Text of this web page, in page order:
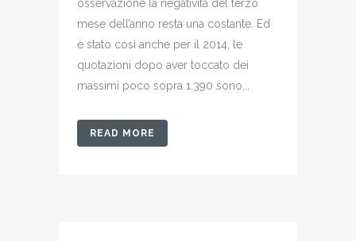
osservazione la negatività del terzo
mese dell’anno resta una costante. Ed
è stato così anche per il 2014, le
quotazioni dopo aver toccato dei
massimi poco sopra 1.390 sono...
READ MORE